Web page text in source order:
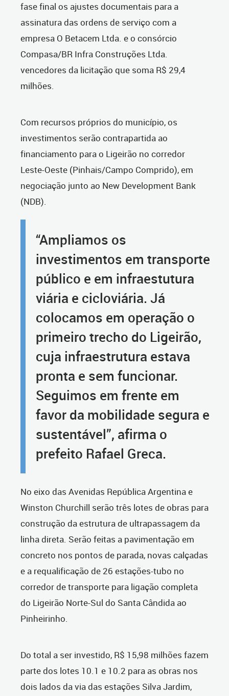
fase final os ajustes documentais para a
assinatura das ordens de serviço com a
empresa O Betacem Ltda. e o consórcio
Compasa/BR Infra Construções Ltda.
vencedores da licitação que soma R$ 29,4
milhões.
Com recursos próprios do município, os
investimentos serão contrapartida ao
financiamento para o Ligeirão no corredor
Leste-Oeste (Pinhais/Campo Comprido), em
negociação junto ao New Development Bank
(NDB).
“Ampliamos os
investimentos em transporte
público e em infraestutura
viária e cicloviária. Já
colocamos em operação o
primeiro trecho do Ligeirão,
cuja infraestrutura estava
pronta e sem funcionar.
Seguimos em frente em
favor da mobilidade segura e
sustentável”, afirma o
prefeito Rafael Greca.
No eixo das Avenidas República Argentina e
Winston Churchill serão três lotes de obras para
construção da estrutura de ultrapassagem da
linha direta. Serão feitas a pavimentação em
concreto nos pontos de parada, novas calçadas
e a requalificação de 26 estações-tubo no
corredor de transporte para ligação completa
do Ligeirão Norte-Sul do Santa Cândida ao
Pinheirinho.
Do total a ser investido, R$ 15,98 milhões fazem
parte dos lotes 10.1 e 10.2 para as obras nos
dois lados da via das estações Silva Jardim,